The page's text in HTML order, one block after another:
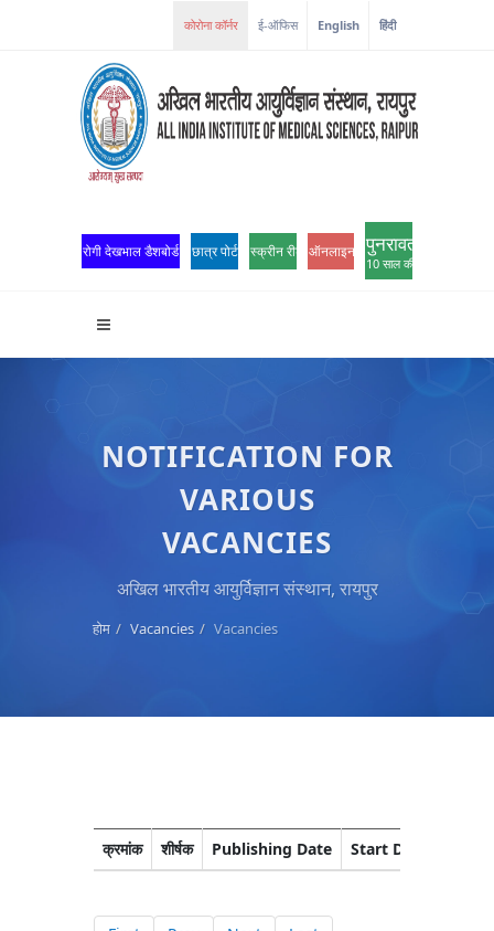
ई-ऑफिस English हिंदी
रोगी देखभाल डैशबोर्ड छात्र पोर्टल स्क्रीन रीडर एक्सेसऑनलाइन ओपीडी पंजीकरण
पुनरावर्तन
10 साल की उत्कृष्टता
NOTIFICATION FOR
VARIOUS
VACANCIES
अखिल भारतीय आयुर्विज्ञान संस्थान, रायपुर
होम Vacancies Vacancies
क्रमांक शीर्षक Publishing Date Start Date